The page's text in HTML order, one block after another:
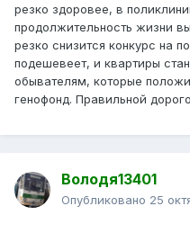
резко здоровее, в
продолжительность жизни
резко снизится конкурс на
подешевеет, и квартиры
обывателям, которые
генофонд. Правильной
Володя13401
Опубликовано 25